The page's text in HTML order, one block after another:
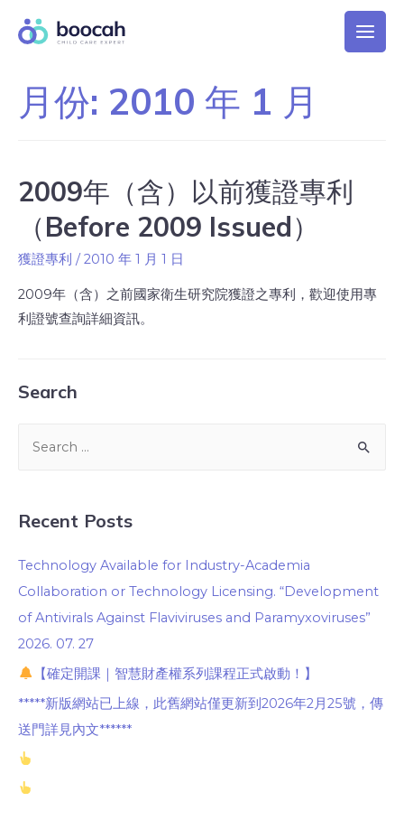
月份: 2010 年 1 月
2009年（含）以前獲證專利
（Before 2009 Issued）
獲證專利 /2010 年 1 月 1 日
2009年（含）之前國家衛生研究院獲證之專利，歡迎使用專
利證號查詢詳細資訊。
Search
Recent Posts
Technology Available for Industry-Academia
Collaboration or Technology Licensing. “Development
of Antivirals Against Flaviviruses and Paramyxoviruses”
2026. 07. 27
【確定開課｜智慧財產權系列課程正式啟動！】
*****新版網站已上線，此舊網站僅更新到2026年2月25號，傳
送門詳見內文******